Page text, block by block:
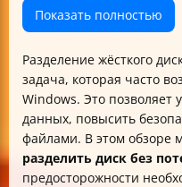
безопасного
4. Практические
Итог
Показать полностью
Разделение жёсткого
задача, которая часто
Windows. Это позволяет
данных, повысить
файлами. В этом обзоре
разделить диск без
предосторожности